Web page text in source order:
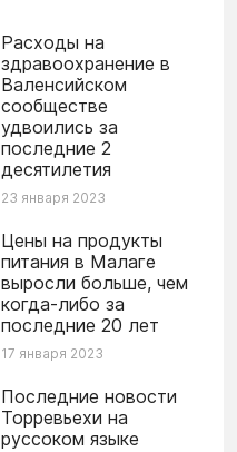
Расходы на
здравоохранение в
Валенсийском
сообществе​
удвоились за
последние 2
десятилетия
23 января 2023
Цены на продукты
питания в Малаге
выросли больше, чем
когда-либо за
последние 20 лет
17 января 2023
Последние новости
Торревьехи на
руссоком языке